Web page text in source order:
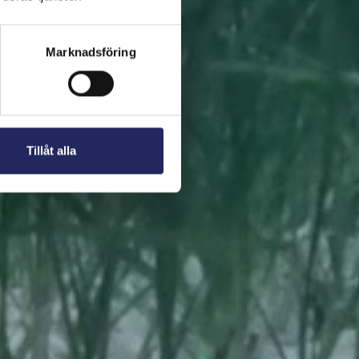
Marknadsföring
Tillåt alla
present. En bit av